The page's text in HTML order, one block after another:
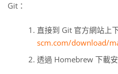
Git：
直接到 Git 官方網站上
scm.com/download/
透過 Homebrew 下載